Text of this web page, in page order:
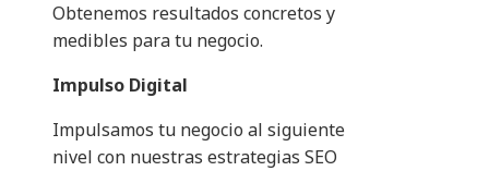
Obtenemos resultados concretos y
medibles para tu negocio.
Impulso Digital
Impulsamos tu negocio al siguiente
nivel con nuestras estrategias SEO